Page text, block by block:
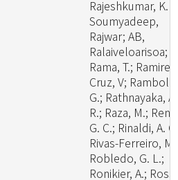
Rajeshkumar, K.
Soumyadeep,
Rajwar; AB,
Ralaiveloarisoa;
Rama, T.;
Cruz, V;
G.; Rathnayaka, A.
R.; Raza, M.; Ren,
G. C.; Rinaldi, A.
Rivas-Ferreiro,
Robledo, G. L.;
Ronikier, A.;